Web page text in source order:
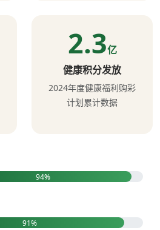
2.3亿
健康积分发放
2024年度健康福利购彩
计划累计数据
94%
91%